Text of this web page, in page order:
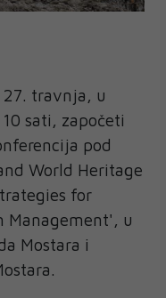
travnja, u
sati, započeti
pod
World Heritage
for
Management', u
Mostara i